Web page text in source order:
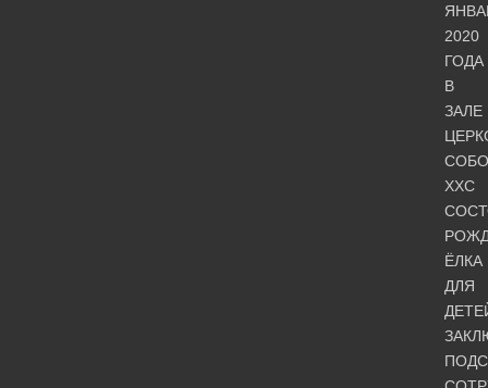
2020
ГОДА
В
ЗАЛЕ
ХХС
ЁЛКА
ДЛЯ